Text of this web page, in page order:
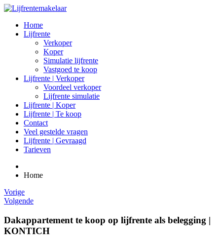
Home
Lijfrente
Verkoper
Koper
Simulatie lijfrente
Vastgoed te koop
Lijfrente | Verkoper
Voordeel verkoper
Lijfrente simulatie
Lijfrente | Koper
Lijfrente | Te koop
Contact
Veel gestelde vragen
Lijfrente | Gevraagd
Tarieven
Home
Vorige
Volgende
Dakappartement te koop op lijfrente als belegging |
KONTICH